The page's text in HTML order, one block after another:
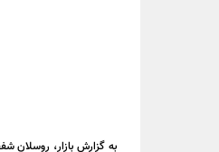
به گزارش بازار، روسلان